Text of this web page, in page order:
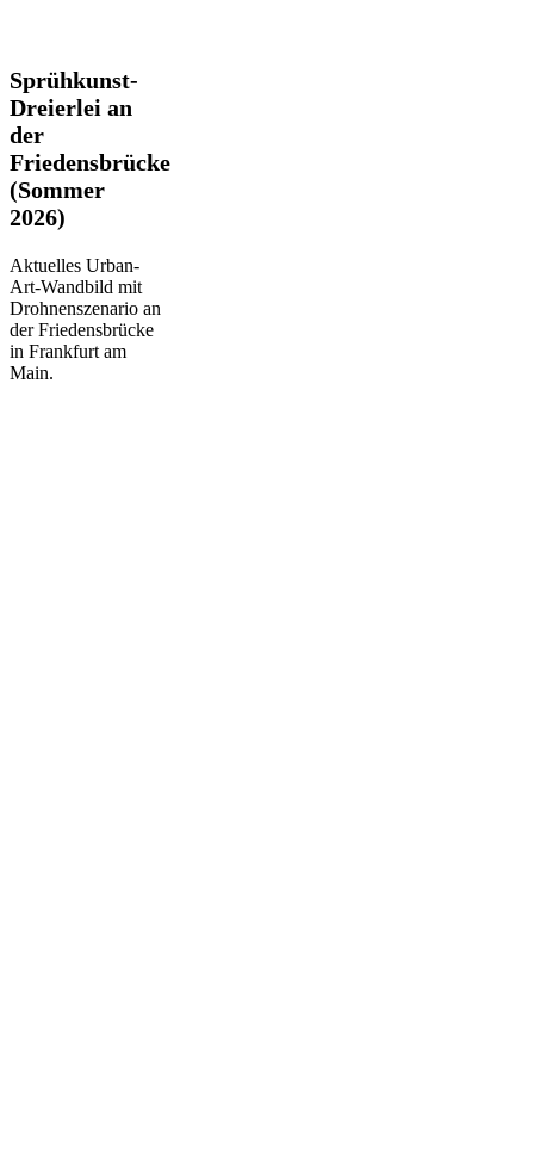
Sprühkunst-
Dreierlei
an
der
Friedensbrücke
(Sommer
2026)
Sprühkunst-
Dreierlei an
der
Friedensbrücke
(Sommer
2026)
Aktuelles Urban-
Art-Wandbild mit
Drohnenszenario an
der Friedensbrücke
in Frankfurt am
Main.